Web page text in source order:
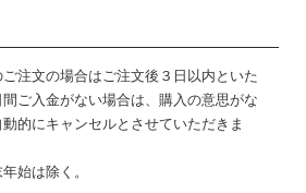
注文の場合はご注文後３日以内といた
ご入金がない場合は、購入の意思がな
的にキャンセルとさせていただきま
始は除く。